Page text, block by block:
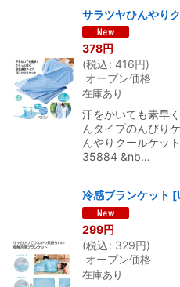
サラツヤひんやり
378円
(税込: 416円)
オープン価格
在庫あり
汗をかいても素早
んタイプのんびり
んやりクールケッ
35884 &nb…
冷感ブランケット [
299円
(税込: 329円)
オープン価格
在庫あり